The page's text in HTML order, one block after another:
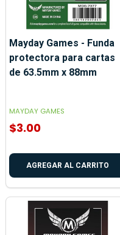
Mayday Games - Funda
protectora para cartas
de 63.5mm x 88mm
MAYDAY GAMES
$3.00
AGREGAR AL CARRITO